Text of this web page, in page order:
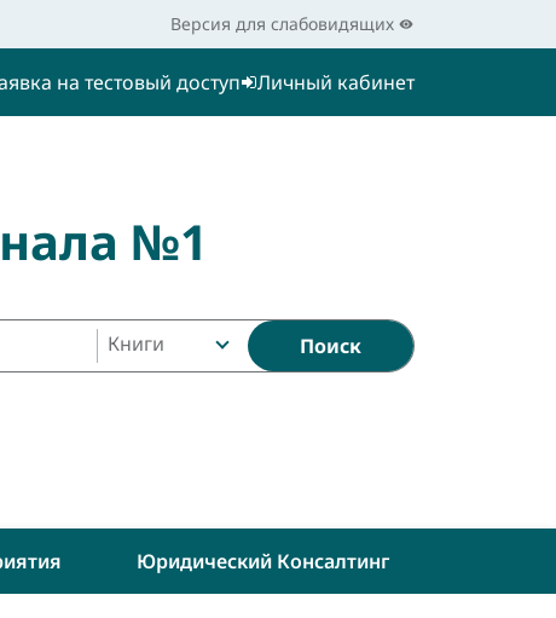
Версия для слабовидящих
на тестовый доступ Личный кабинет
№1
Книги Поиск
Юридический Консалтинг